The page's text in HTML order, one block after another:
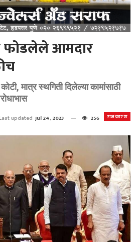
फोडलेले आमदार
मात्र स्थगिती दिलेल्या कामांसाठी
राजकारण
updated Jul 24, 2023 256